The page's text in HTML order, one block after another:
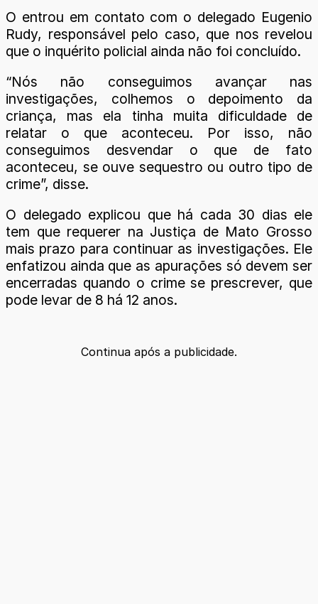
O entrou em contato com o delegado Eugenio
Rudy, responsável pelo caso, que nos revelou
que o inquérito policial ainda não foi concluído.
“Nós não conseguimos avançar nas
investigações, colhemos o depoimento da
criança, mas ela tinha muita dificuldade de
relatar o que aconteceu. Por isso, não
conseguimos desvendar o que de fato
aconteceu, se ouve sequestro ou outro tipo de
crime”, disse.
O delegado explicou que há cada 30 dias ele
tem que requerer na Justiça de Mato Grosso
mais prazo para continuar as investigações. Ele
enfatizou ainda que as apurações só devem ser
encerradas quando o crime se prescrever, que
pode levar de 8 há 12 anos.
Continua após a publicidade.